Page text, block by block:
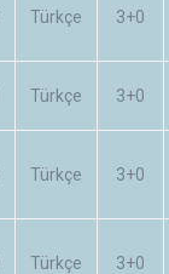
Türkçe 3+0
Türkçe 3+0
Türkçe 3+0
Türkçe 3+0